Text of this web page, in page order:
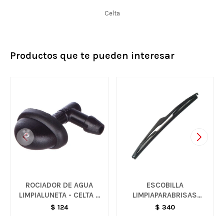
Celta
Productos que te pueden interesar
ROCIADOR DE AGUA
LIMPIALUNETA - CELTA /
CORSA
$ 124
ESCOBILLA
LIMPIAPARABRISAS
TRASO - SPARK
$ 340